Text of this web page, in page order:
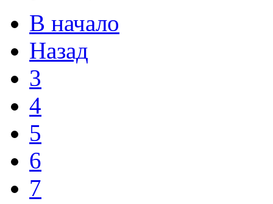
В начало
Назад
3
4
5
6
7